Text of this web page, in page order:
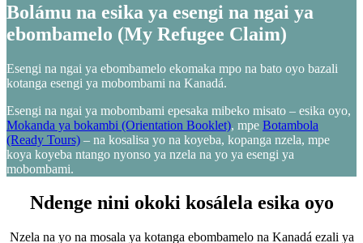
Bolámu na esika ya esengi na ngai ya
ebombamelo (My Refugee Claim)
Esengi na ngai ya ebombamelo ekomaka mpo na bato oyo bazali
kotanga esengi ya mobombami na Kanadá.
Esengi na ngai ya mobombami epesaka mibeko misato – esika oyo,
Mokanda ya bokambi (Orientation Booklet), mpe Botambola
(Ready Tours) – na kosalisa yo na koyeba, kopanga nzela, mpe
koya koyeba ntango nyonso ya nzela na yo ya esengi ya
mobombami.
Ndenge nini okoki kosálela esika oyo
Nzela na yo na mosala ya kotanga ebombamelo na Kanadá ezali ya